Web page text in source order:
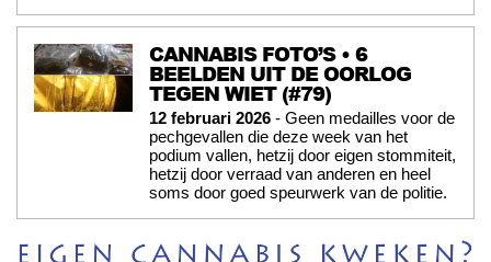
CANNABIS FOTO’S • 6
BEELDEN UIT DE OORLOG
TEGEN WIET (#79)
12 februari 2026 - Geen medailles voor de
pechgevallen die deze week van het
podium vallen, hetzij door eigen stommiteit,
hetzij door verraad van anderen en heel
soms door goed speurwerk van de politie.